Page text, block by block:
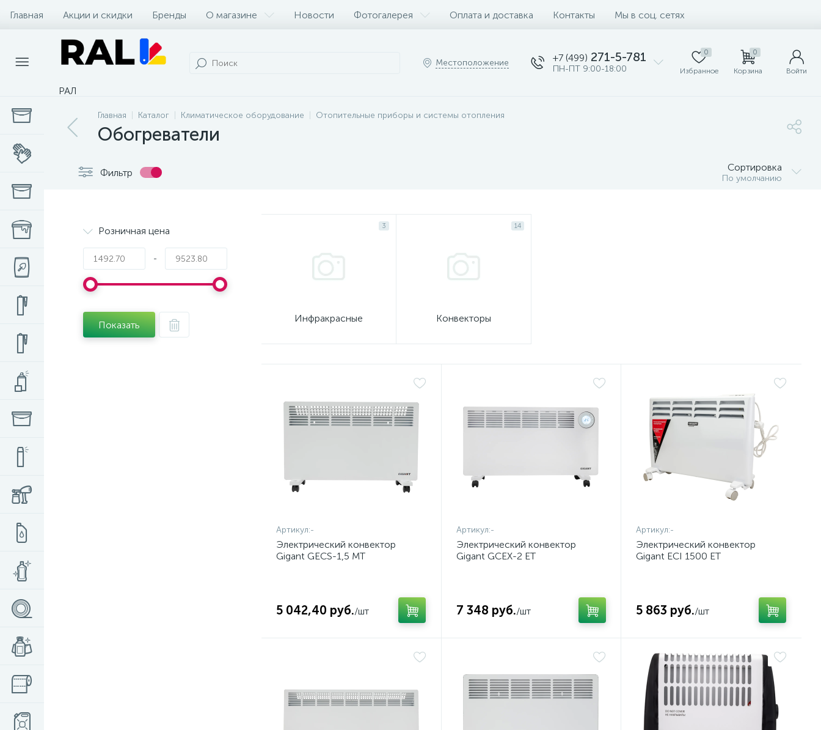
Главная Акции и скидки Бренды О магазине Новости Фотогалерея Оплата и доставка Контакты Мы в соц. сетях
РАЛ
Местоположение +7 (499) 271-5-781
ПН-ПТ 9:00-18:00
0
Избранное
0
Корзина Войти
Главная Каталог Климатическое оборудование Отопительные приборы и системы отопления
Обогреватели
Фильтр Сортировка
По умолчанию
Розничная цена
-
Показать
3
Инфракрасные
14
Конвекторы
Артикул:-
Электрический конвектор
Gigant GECS-1,5 MT
5 042,40 руб./шт
Артикул:-
Электрический конвектор
Gigant GCEX-2 ET
7 348 руб./шт
Артикул:-
Электрический конвектор
Gigant ECI 1500 ET
5 863 руб./шт